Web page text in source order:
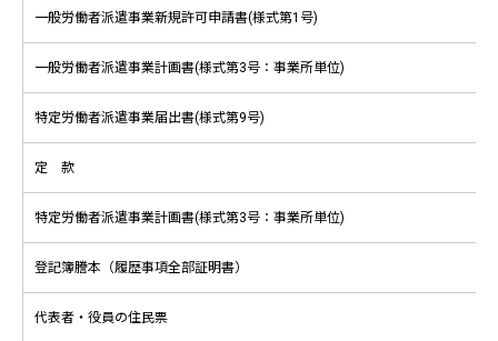
一般労働者派遣事業新規許可申請書(様式第1号)
一般労働者派遣事業計画書(様式第3号：事業所単位)
特定労働者派遣事業届出書(様式第9号)
定 款
特定労働者派遣事業計画書(様式第3号：事業所単位)
登記簿謄本（履歴事項全部証明書）
代表者・役員の住民票